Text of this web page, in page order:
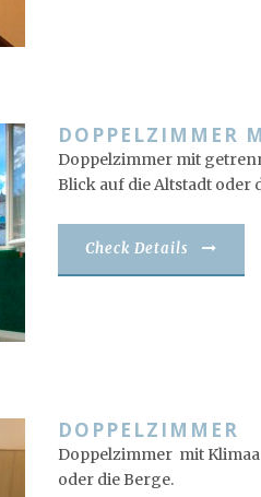
DOPPELZIMMER
Doppelzimmer mit
Blick auf die Altstadt oder
Check Details
DOPPELZIMMER
Doppelzimmer mit
oder die Berge.